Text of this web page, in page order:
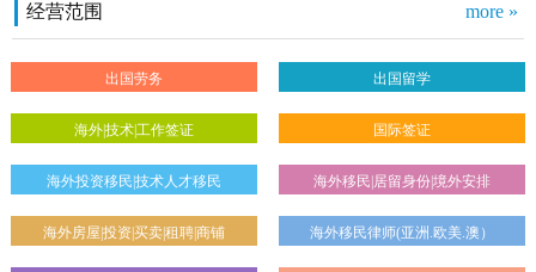
经营范围 more »
出国劳务 出国留学
海外|技术|工作签证 国际签证
海外投资移民|技术人才移民 海外移民|居留身份|境外安排
海外房屋|投资|买卖|租聘|商铺 海外移民律师(亚洲.欧美.澳）